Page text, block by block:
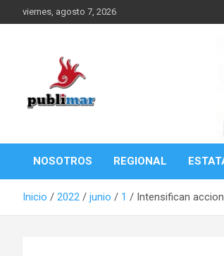
al
viernes, agosto 7, 2026
PubliMar
NOSOTROS REGIONAL
Inicio 2022 junio 1 Intensifican